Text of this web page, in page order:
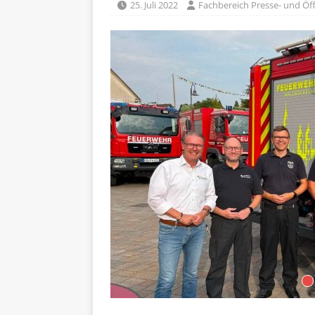
25. Juli 2022 Fachbereich Presse- und